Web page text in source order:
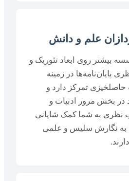
علم و دانش
بیشتر روی ابعاد تئوریک و
پایان‌نامه‌ها در زمینه
تمرکز دارد و
در بخش مرور ادبیات و
نظری به شما کمک شایانی
به نگارش سلیس و علمی